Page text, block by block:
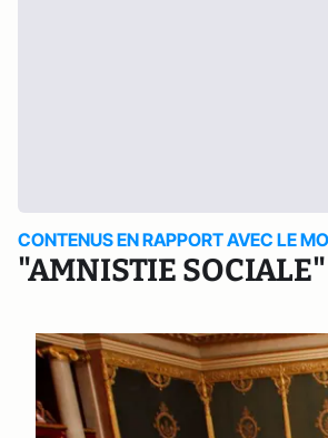
CONTENUS EN RAPPORT AVEC LE
"AMNISTIE SOCIALE"